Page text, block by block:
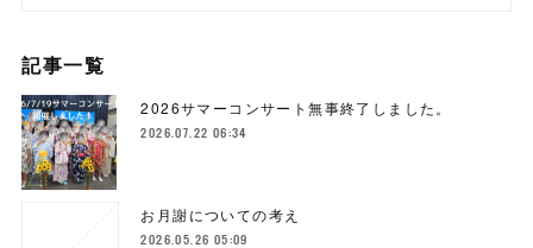
記事一覧
2026サマーコンサート無事終了しました。
2026.07.22 06:34
お月謝についての考え
2026.05.26 05:09